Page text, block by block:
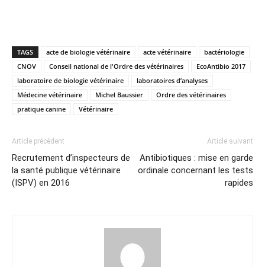
TAGS acte de biologie vétérinaire acte vétérinaire
bactériologie
CNOV
Conseil national de l'Ordre des vétérinaires
EcoAntibio 2017
laboratoire de biologie vétérinaire
laboratoires d’analyses
Médecine vétérinaire
Michel Baussier
Ordre des vétérinaires
pratique canine
Vétérinaire
Article précédent
Recrutement d’inspecteurs de
la santé publique vétérinaire
(ISPV) en 2016
Article suivant
Antibiotiques : mise en garde
ordinale concernant les tests
rapides